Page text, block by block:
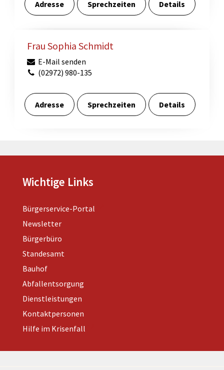
Adresse Sprechzeiten Details
Frau Sophia Schmidt
E-Mail senden
(02972) 980-135
Adresse Sprechzeiten Details
Wichtige Links
Bürgerservice-Portal
Newsletter
Bürgerbüro
Standesamt
Bauhof
Abfallentsorgung
Dienstleistungen
Kontaktpersonen
Hilfe im Krisenfall